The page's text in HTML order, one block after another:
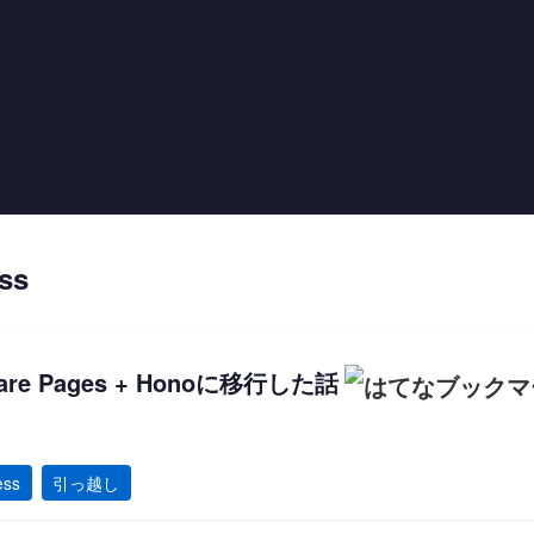
Pages + Honoに移行した話
引っ越し